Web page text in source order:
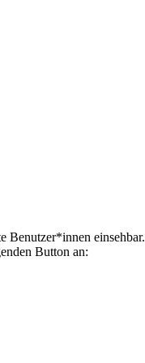
Benutzer*innen einsehbar.
Button an: